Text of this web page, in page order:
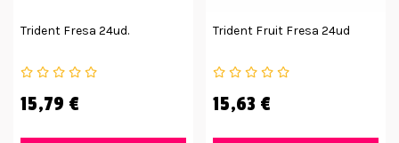
Trident Fresa 24ud.
15,79 €
Trident Fruit Fresa 24ud
15,63 €